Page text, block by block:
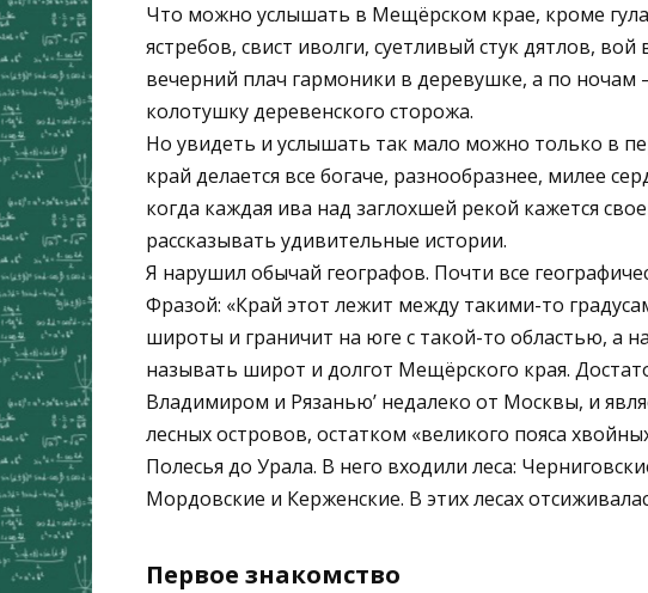
Что можно услышать в Мещёрском крае, кроме
ястребов, свист иволги, суетливый стук дятлов,
вечерний плач гармоники в деревушке, а по ночам
колотушку деревенского сторожа.
Но увидеть и услышать так мало можно только в
край делается все богаче, разнообразнее, милее
когда каждая ива над заглохшей рекой кажется
рассказывать удивительные истории.
Я нарушил обычай географов. Почти все
Фразой: «Край этот лежит между такими-то
широты и граничит на юге с такой-то областью, а
называть широт и долгот Мещёрского края.
Владимиром и Рязанью’ недалеко от Москвы, и
лесных островов, остатком «великого пояса
Полесья до Урала. В него входили леса:
Мордовские и Керженские. В этих лесах
Первое знакомство